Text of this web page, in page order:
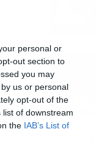
personal or
out section to
you may
us or personal
opt-out of the
of downstream
the IAB’s List of